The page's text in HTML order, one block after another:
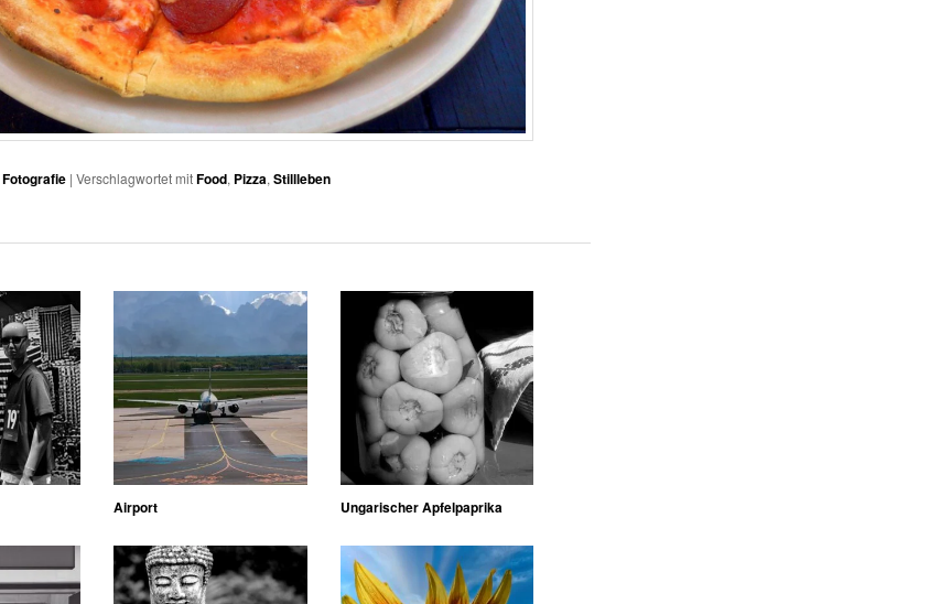
Fotografie |Verschlagwortet mit Food, Pizza,Stillleben
Airport Ungarischer Apfelpaprika